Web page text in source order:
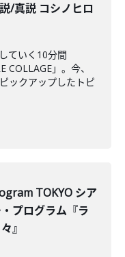
/真説 コシノヒロ
ていく10分間
COLLAGE」。今、
ックアップしたトピ
TOKYO シア
プログラム『ラ
』